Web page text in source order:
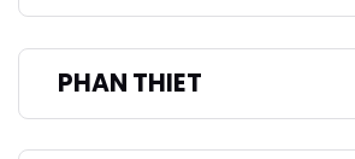
PHAN THIET